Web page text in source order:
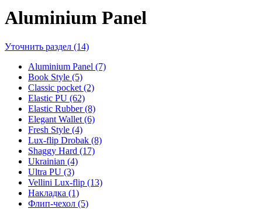
Aluminium Panel
Уточнить раздел (14)
Aluminium Panel (7)
Book Style (5)
Classic pocket (2)
Elastic PU (62)
Elastic Rubber (8)
Elegant Wallet (6)
Fresh Style (4)
Lux-flip Drobak (8)
Shaggy Hard (17)
Ukrainian (4)
Ultra PU (3)
Vellini Lux-flip (13)
Накладка (1)
Флип-чехол (5)